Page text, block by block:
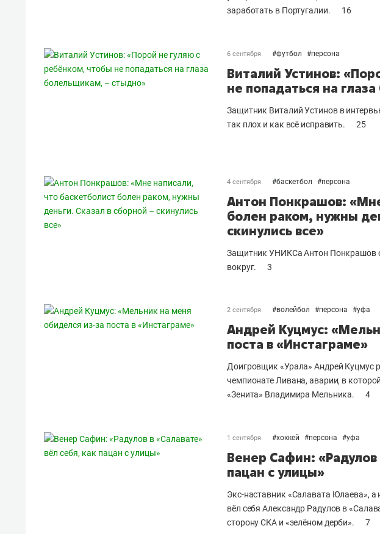
заработать в Португалии.
16
6 сентября #футбол #персона
Виталий Устинов:
не попадаться на
Защитник Виталий Устинов в
так плох и как всё исправить.
25
4 сентября #баскетбол #персона
Антон Понкрашов:
болен раком, нужны
скинулись все»
Защитник УНИКСа Антон Понкрашов
вокруг.
3
2 сентября #волейбол #персона #уфа
Андрей Куцмус:
поста в «Инстаграме»
Доигровщик «Урала» Андрей Куцмус
чемпионате Ливана, аварии, в
«Зенита» Владимира Мельника.
4
1 сентября #хоккей #персона #уфа
Венер Сафин: «Радулов
пацан с улицы»
Экс-наставник «Салавата Юлаева»,
вёл себя Александр Радулов в
сторону СКА и «зелёном дерби». 7